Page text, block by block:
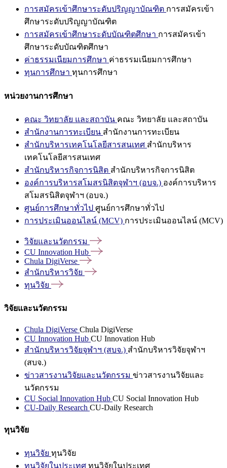
การสมัครเข้าศึกษาระดับปริญญาบัณฑิต การสมัครเข้า
ศึกษาระดับปริญญาบัณฑิต
การสมัครเข้าศึกษาระดับบัณฑิตศึกษา การสมัครเข้า
ศึกษาระดับบัณฑิตศึกษา
ค่าธรรมเนียมการศึกษา ค่าธรรมเนียมการศึกษา
ทุนการศึกษา ทุนการศึกษา
หน่วยงานการศึกษา
คณะ วิทยาลัย และสถาบัน คณะ วิทยาลัย และสถาบัน
สำนักงานการทะเบียน สำนักงานการทะเบียน
สำนักบริหารเทคโนโลยีสารสนเทศ สำนักบริหาร
เทคโนโลยีสารสนเทศ
สำนักบริหารกิจการนิสิต สำนักบริหารกิจการนิสิต
องค์การบริหารสโมสรนิสิตจุฬาฯ (อบจ.) องค์การบริหาร
สโมสรนิสิตจุฬาฯ (อบจ.)
ศูนย์การศึกษาทั่วไป ศูนย์การศึกษาทั่วไป
การประเมินออนไลน์ (MCV) การประเมินออนไลน์ (MCV)
วิจัยและนวัตกรรม
CU Innovation Hub
Chula DigiVerse
สำนักบริหารวิจัย
ทุนวิจัย
วิจัยและนวัตกรรม
Chula DigiVerse Chula DigiVerse
CU Innovation Hub CU Innovation Hub
สำนักบริหารวิจัยจุฬาฯ (สบจ.) สำนักบริหารวิจัยจุฬาฯ
(สบจ.)
ข่าวสารงานวิจัยและนวัตกรรม ข่าวสารงานวิจัยและ
นวัตกรรม
CU Social Innovation Hub CU Social Innovation Hub
CU-Daily Research CU-Daily Research
ทุนวิจัย
ทุนวิจัย ทุนวิจัย
ทุนวิจัยในประเทศ ทุนวิจัยในประเทศ